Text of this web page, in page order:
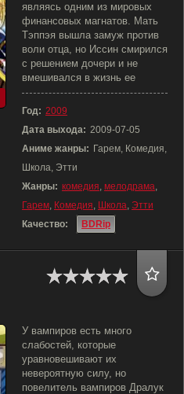
являясь одним из мировых
финансовых магнатов. Мать
Тэппэя вышла замуж против
воли отца, но Иссин смирился
с решением дочери и не
вмешивался в жизнь ее
Год: 2009
Дата выхода: 2009-07-05
Аниме жанры: Гарем, Комедия,
Школа, Этти
Жанры: комедия, мелодрама,
Гарем, Комедия, Школа, Этти
Качество:
BDRip
У вампиров есть много
слабостей, которые
уравновешивают их
невероятную силу, но
повелитель вампиров Дралук